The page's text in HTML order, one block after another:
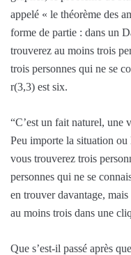
appelé « le théorème des
forme de partie : dans un
trouverez au moins trois
trois personnes qui ne se
r(3,3) est six.
“C’est un fait naturel, une
Peu importe la situation ou
vous trouverez trois
personnes qui ne se
en trouver davantage,
au moins trois dans une
Que s’est-il passé après